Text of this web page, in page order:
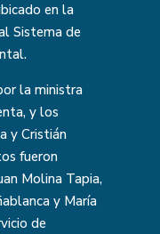
en la
Sistema de
la ministra
y los
y Cristián
fueron
Molina Tapia,
y María
de